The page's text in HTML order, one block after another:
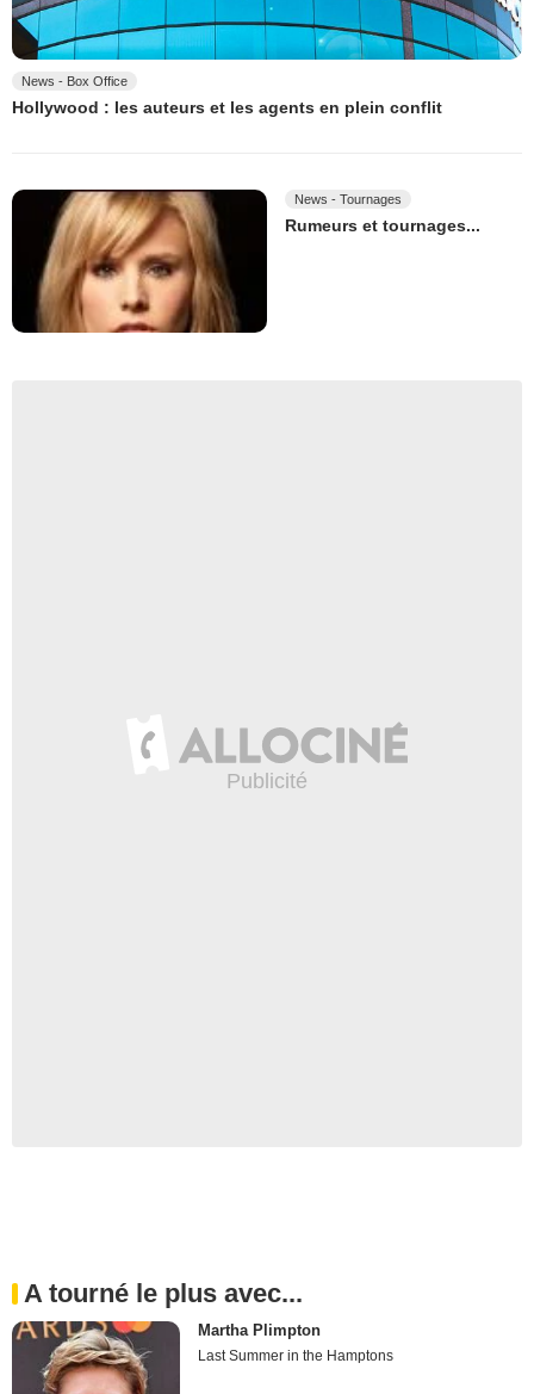
News - Box Office
Hollywood : les auteurs et les agents en plein conflit
News - Tournages
Rumeurs et tournages...
A tourné le plus avec...
Martha Plimpton
Last Summer in the Hamptons